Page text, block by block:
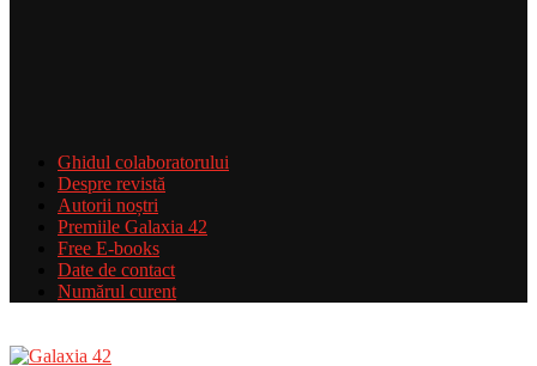
Ghidul colaboratorului
Despre revistă
Autorii noștri
Premiile Galaxia 42
Free E-books
Date de contact
Numărul curent